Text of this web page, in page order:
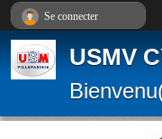
USMV
Se connecter
Panneau de gestion des